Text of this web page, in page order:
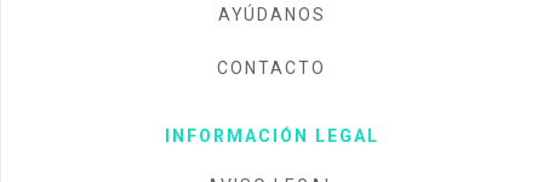
AYÚDANOS
CONTACTO
INFORMACIÓN LEGAL